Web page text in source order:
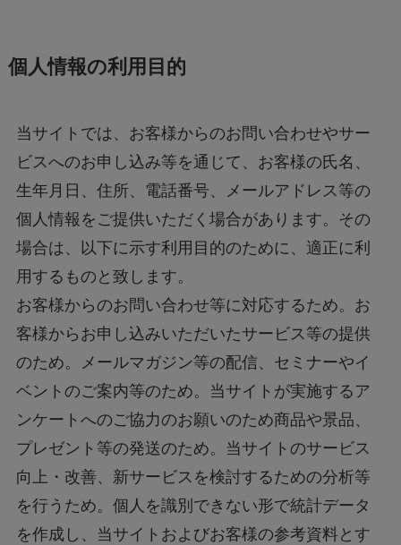
個人情報の利用目的
当サイトでは、お客様からのお問い合わせやサー
ビスへのお申し込み等を通じて、お客様の氏名、
生年月日、住所、電話番号、メールアドレス等の
個人情報をご提供いただく場合があります。その
場合は、以下に示す利用目的のために、適正に利
用するものと致します。
お客様からのお問い合わせ等に対応するため。お
客様からお申し込みいただいたサービス等の提供
のため。メールマガジン等の配信、セミナーやイ
ベントのご案内等のため。当サイトが実施するア
ンケートへのご協力のお願いのため商品や景品、
プレゼント等の発送のため。当サイトのサービス
向上・改善、新サービスを検討するための分析等
を行うため。個人を識別できない形で統計データ
を作成し、当サイトおよびお客様の参考資料とす